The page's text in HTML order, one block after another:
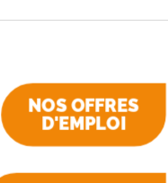
NOS OFFRES
D'EMPLOI